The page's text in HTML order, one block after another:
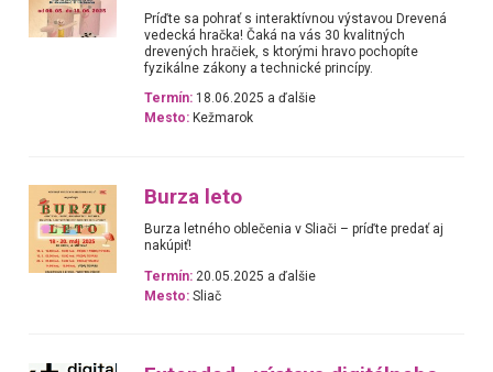
Príďte sa pohrať s interaktívnou výstavou Drevená
vedecká hračka! Čaká na vás 30 kvalitných
drevených hračiek, s ktorými hravo pochopíte
fyzikálne zákony a technické princípy.
Termín: 18.06.2025 a ďalšie
Mesto: Kežmarok
Burza leto
Burza letného oblečenia v Sliači – príďte predať aj
nakúpiť!
Termín: 20.05.2025 a ďalšie
Mesto: Sliač